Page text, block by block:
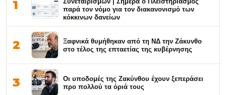
1
παρά τον νόμο για τον διακανονισμό των
κόκκινων δανείων
2
Ξαφνικά θυμήθηκαν από τη ΝΔ την Ζάκυνθο
στο τέλος της επταετίας της κυβέρνησης
3
Οι υποδομές της Ζακύνθου έχουν ξεπεράσει
προ πολλού τα όριά τους